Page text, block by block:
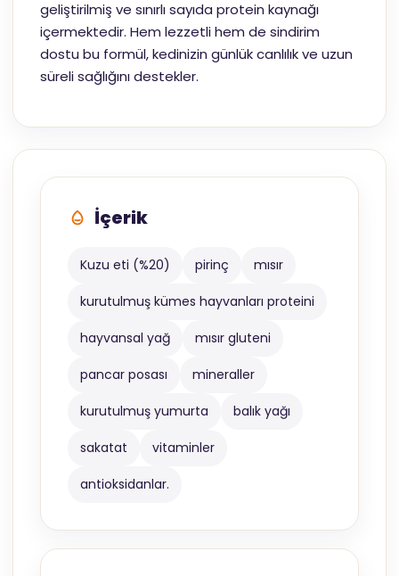
geliştirilmiş ve sınırlı sayıda protein kaynağı
içermektedir. Hem lezzetli hem de sindirim
dostu bu formül, kedinizin günlük canlılık ve uzun
süreli sağlığını destekler.
İçerik
Kuzu eti (%20) pirinç mısır
kurutulmuş kümes hayvanları proteini
hayvansal yağ mısır gluteni
pancar posası mineraller
kurutulmuş yumurta balık yağı
sakatat vitaminler
antioksidanlar.